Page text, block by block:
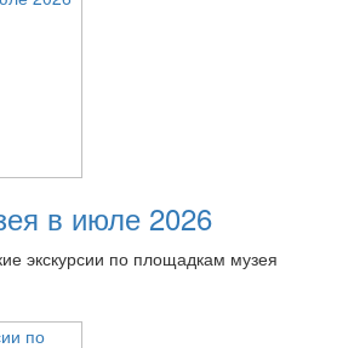
в июле 2026
экскурсии по площадкам музея